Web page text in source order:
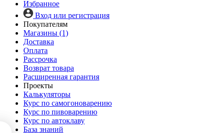
Избранное
Вход или регистрация
Покупателям
Магазины (1)
Доставка
Оплата
Рассрочка
Возврат товара
Расширенная гарантия
Проекты
Калькуляторы
Курс по самогоноварению
Курс по пивоварению
Курс по автоклаву
База знаний